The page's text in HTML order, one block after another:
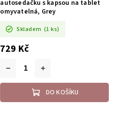
autosedačku s kapsou na tablet
omyvatelná, Grey
Skladem (1 ks)
729 Kč
DO KOŠÍKU